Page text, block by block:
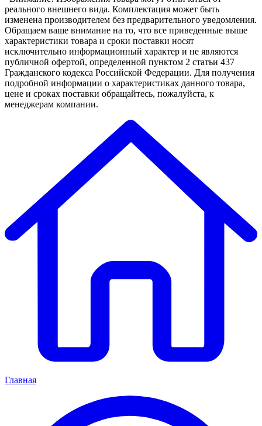
реального внешнего вида. Комплектация может быть
изменена производителем без предварительного уведомления.
Обращаем ваше внимание на то, что все приведенные выше
характеристики товара и сроки поставки носят
исключительно информационный характер и не являются
публичной офертой, определенной пунктом 2 статьи 437
Гражданского кодекса Российской Федерации. Для получения
подробной информации о характеристиках данного товара,
цене и сроках поставки обращайтесь, пожалуйста, к
менеджерам компании.
Главная